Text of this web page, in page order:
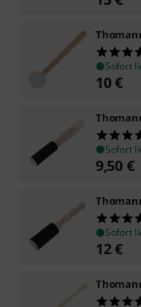
Sofort
10€
Sofort
9,50 €
Sofort
12€